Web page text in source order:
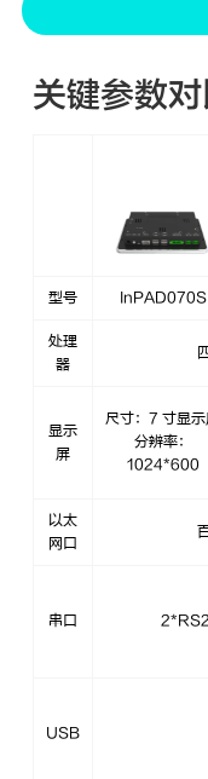
关键参数
型号 InPAD070S
处理
器
显示
屏
尺寸：7 寸显
分辨率：
1024*600
以太
网口
串口
USB